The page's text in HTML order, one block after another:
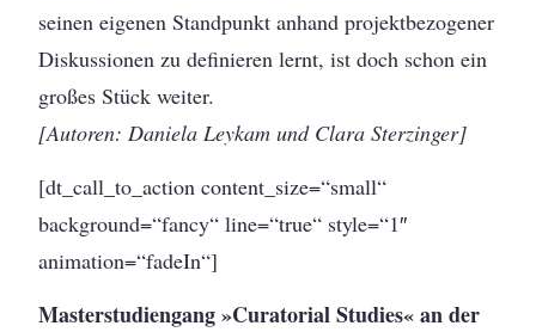
seinen eigenen Standpunkt anhand projektbezogener
Diskussionen zu definieren lernt, ist doch schon ein
großes Stück weiter.
[Autoren: Daniela Leykam und Clara Sterzinger]
[dt_call_to_action content_size=“small“
background=“fancy“ line=“true“ style=“1″
animation=“fadeIn“]
Masterstudiengang »Curatorial Studies« an der